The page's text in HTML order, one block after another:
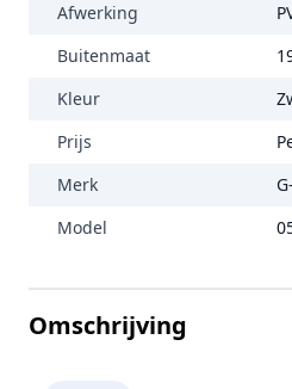
Afwerking
Buitenmaat
Kleur
Prijs
Merk
Model
Omschrijving